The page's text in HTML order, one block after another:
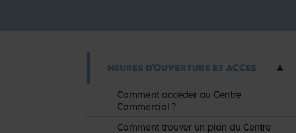
HEURES D'OUVERTURE ET ACCÈS
Comment accéder au Centre
Commercial ?
Comment trouver un plan du Centre